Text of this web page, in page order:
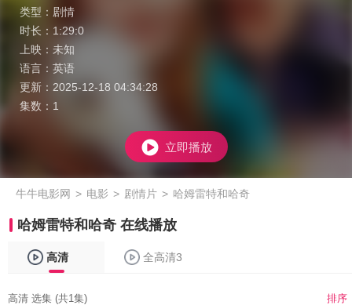
类型： 剧情
时长： 1:29:0
上映： 未知
语言： 英语
更新： 2025-12-18 04:34:28
集数： 1
立即播放
牛牛电影网 > 电影 > 剧情片 > 哈姆雷特和哈奇
哈姆雷特和哈奇 在线播放
高清 全高清3
高清 选集 (共1集) 排序